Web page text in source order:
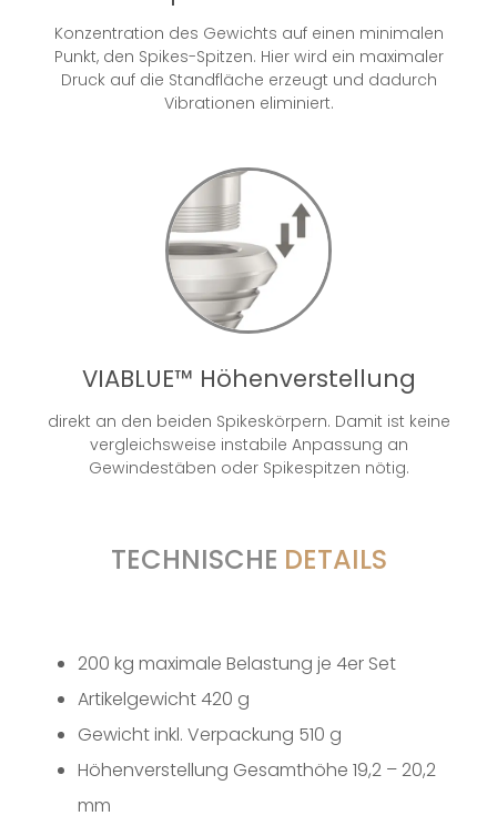
Konzentration des Gewichts auf einen minimalen
Punkt, den Spikes-Spitzen. Hier wird ein maximaler
Druck auf die Standfläche erzeugt und dadurch
Vibrationen eliminiert.
VIABLUE™ Höhenverstellung
direkt an den beiden Spikeskörpern. Damit ist keine
vergleichsweise instabile Anpassung an
Gewindestäben oder Spikespitzen nötig.
TECHNISCHE DETAILS
200 kg maximale Belastung je 4er Set
Artikelgewicht 420 g
Gewicht inkl. Verpackung 510 g
Höhenverstellung Gesamthöhe 19,2 – 20,2
mm